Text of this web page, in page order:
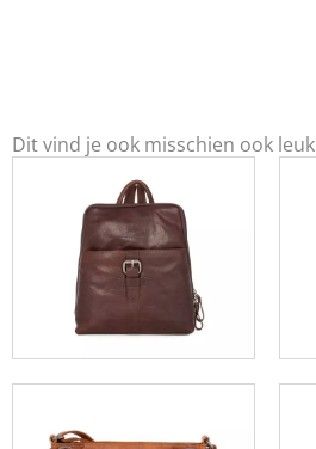
Dit vind je ook misschien ook leuk